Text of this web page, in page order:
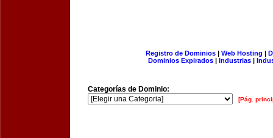
Registro de Dominios| Web Hosting |
Dominios Expirados | Industrias |
Categorías de Dominio:
[Pág.